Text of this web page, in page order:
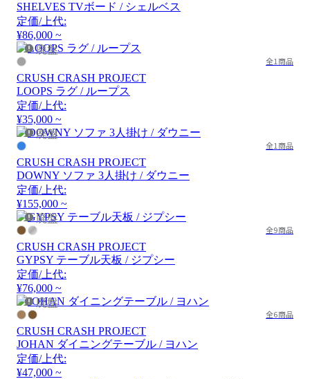
SHELVES TVボード / シェルベス
定価/上代:
¥86,000 ~
廃盤
全1商品
CRUSH CRASH PROJECT
LOOPS ラグ / ループス
定価/上代:
¥35,000 ~
廃盤
全1商品
CRUSH CRASH PROJECT
DOWNY ソファ 3人掛け / ダウニー
定価/上代:
¥155,000 ~
廃盤
全9商品
CRUSH CRASH PROJECT
GYPSY テーブル天板 / ジプシー
定価/上代:
¥76,000 ~
廃盤
全6商品
CRUSH CRASH PROJECT
JOHAN ダイニングテーブル / ヨハン
定価/上代:
¥47,000 ~